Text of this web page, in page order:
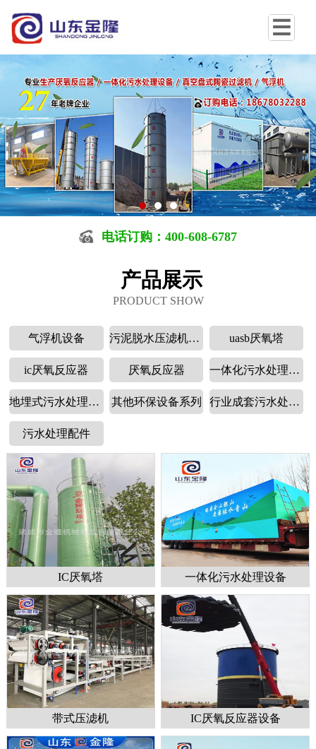
电话订购：400-608-6787
产品展示
PRODUCT SHOW
气浮机设备 污泥脱水压滤机设备 uasb厌氧塔
ic厌氧反应器 厌氧反应器 一体化污水处理设备
地埋式污水处理设备 其他环保设备系列 行业成套污水处理设备
污水处理配件
IC厌氧塔 一体化污水处理设备
带式压滤机 IC厌氧反应器设备